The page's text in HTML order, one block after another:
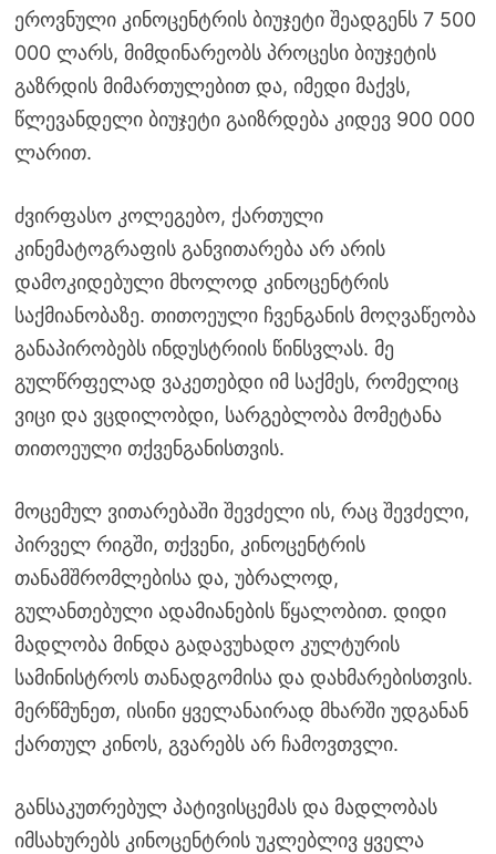
ეროვნული კინოცენტრის ბიუჯეტი შეადგენს 7 500
000 ლარს, მიმდინარეობს პროცესი ბიუჯეტის
გაზრდის მიმართულებით და, იმედი მაქვს,
წლევანდელი ბიუჯეტი გაიზრდება კიდევ 900 000
ლარით.
ძვირფასო კოლეგებო, ქართული
კინემატოგრაფის განვითარება არ არის
დამოკიდებული მხოლოდ კინოცენტრის
საქმიანობაზე. თითოეული ჩვენგანის მოღვაწეობა
განაპირობებს ინდუსტრიის წინსვლას. მე
გულწრფელად ვაკეთებდი იმ საქმეს, რომელიც
ვიცი და ვცდილობდი, სარგებლობა მომეტანა
თითოეული თქვენგანისთვის.
მოცემულ ვითარებაში შევძელი ის, რაც შევძელი,
პირველ რიგში, თქვენი, კინოცენტრის
თანამშრომლებისა და, უბრალოდ,
გულანთებული ადამიანების წყალობით. დიდი
მადლობა მინდა გადავუხადო კულტურის
სამინისტროს თანადგომისა და დახმარებისთვის.
მერწმუნეთ, ისინი ყველანაირად მხარში უდგანან
ქართულ კინოს, გვარებს არ ჩამოვთვლი.
განსაკუთრებულ პატივისცემას და მადლობას
იმსახურებს კინოცენტრის უკლებლივ ყველა